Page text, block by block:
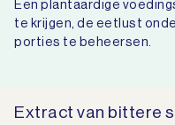
Een plantaardige
te krijgen, de eetlust
porties te beheersen.
Extract van bittere